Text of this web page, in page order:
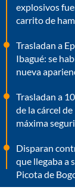
explosivos
carrito de
Trasladan a
Ibagué: se
nueva
Trasladan a
de la cárcel
máxima
Disparan
que llegaba a
Picota de